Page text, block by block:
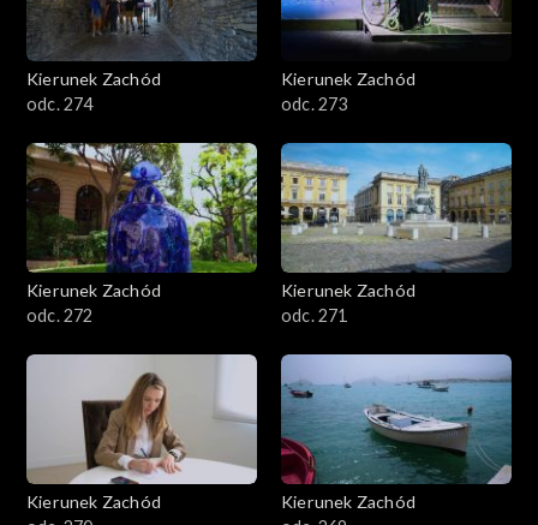
Kierunek Zachód
odc. 274
Kierunek Zachód
odc. 273
Kierunek Zachód
odc. 272
Kierunek Zachód
odc. 271
Kierunek Zachód
Kierunek Zachód